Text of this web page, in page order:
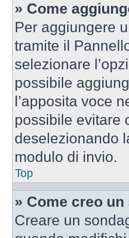
» Come
Per aggiungere
tramite il
selezionare
possibile
l’apposita voce
possibile evitare
deselezionando
modulo di invio.
Top
» Come creo
Creare un